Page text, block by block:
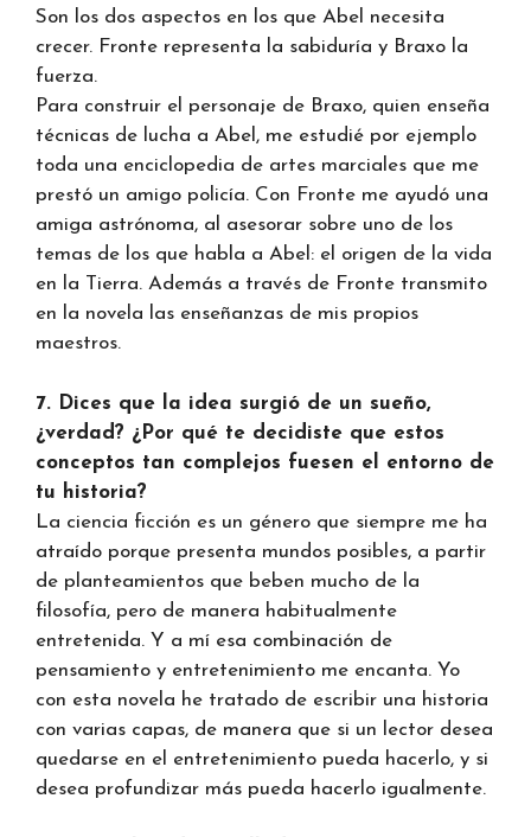
Son los dos aspectos en los que Abel necesita
crecer. Fronte representa la sabiduría y Braxo la
fuerza.
Para construir el personaje de Braxo, quien enseña
técnicas de lucha a Abel, me estudié por ejemplo
toda una enciclopedia de artes marciales que me
prestó un amigo policía. Con Fronte me ayudó una
amiga astrónoma, al asesorar sobre uno de los
temas de los que habla a Abel: el origen de la vida
en la Tierra. Además a través de Fronte transmito
en la novela las enseñanzas de mis propios
maestros.
7. Dices que la idea surgió de un sueño,
¿verdad? ¿Por qué te decidiste que estos
conceptos tan complejos fuesen el entorno de
tu historia?
La ciencia ficción es un género que siempre me ha
atraído porque presenta mundos posibles, a partir
de planteamientos que beben mucho de la
filosofía, pero de manera habitualmente
entretenida. Y a mí esa combinación de
pensamiento y entretenimiento me encanta. Yo
con esta novela he tratado de escribir una historia
con varias capas, de manera que si un lector desea
quedarse en el entretenimiento pueda hacerlo, y si
desea profundizar más pueda hacerlo igualmente.